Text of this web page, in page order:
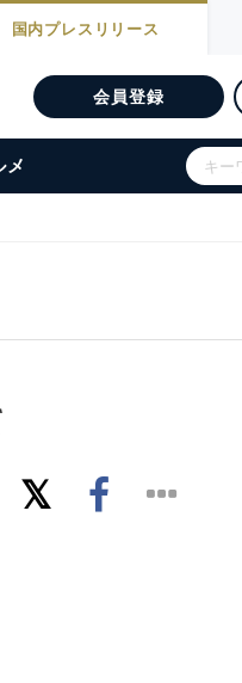
国内プレスリリース
会員登録
メ